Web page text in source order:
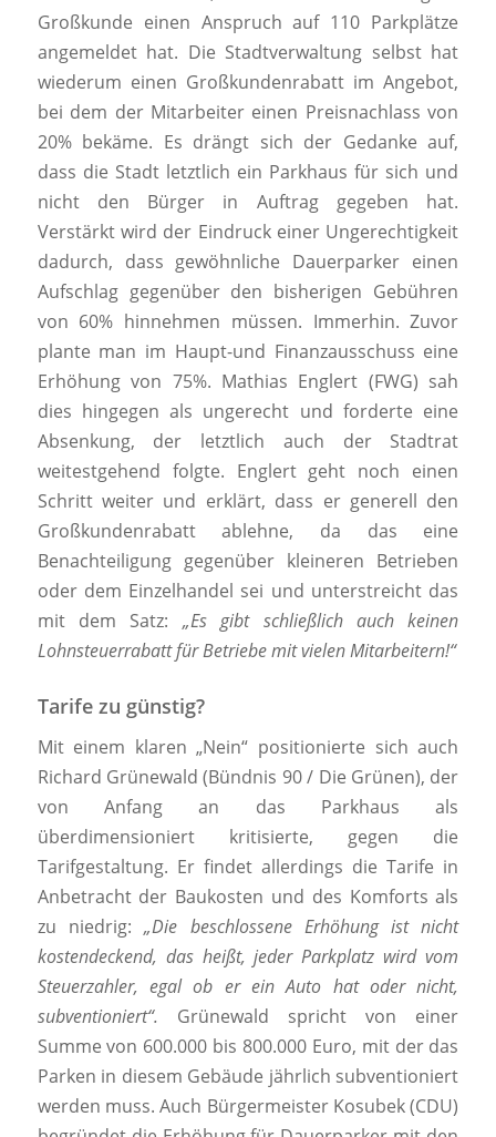
Großkunde einen Anspruch auf 110 Parkplätze
angemeldet hat. Die Stadtverwaltung selbst hat
wiederum einen Großkundenrabatt im Angebot,
bei dem der Mitarbeiter einen Preisnachlass von
20% bekäme. Es drängt sich der Gedanke auf,
dass die Stadt letztlich ein Parkhaus für sich und
nicht den Bürger in Auftrag gegeben hat.
Verstärkt wird der Eindruck einer Ungerechtigkeit
dadurch, dass gewöhnliche Dauerparker einen
Aufschlag gegenüber den bisherigen Gebühren
von 60% hinnehmen müssen. Immerhin. Zuvor
plante man im Haupt-und Finanzausschuss eine
Erhöhung von 75%. Mathias Englert (FWG) sah
dies hingegen als ungerecht und forderte eine
Absenkung, der letztlich auch der Stadtrat
weitestgehend folgte. Englert geht noch einen
Schritt weiter und erklärt, dass er generell den
Großkundenrabatt ablehne, da das eine
Benachteiligung gegenüber kleineren Betrieben
oder dem Einzelhandel sei und unterstreicht das
mit dem Satz:„Es gibt schließlich auch keinen
Lohnsteuerrabatt für Betriebe mit vielen Mitarbeitern!“
Tarife zu günstig?
Mit einem klaren „Nein“ positionierte sich auch
Richard Grünewald (Bündnis 90 / Die Grünen), der
von Anfang an das Parkhaus als
überdimensioniert kritisierte, gegen die
Tarifgestaltung. Er findet allerdings die Tarife in
Anbetracht der Baukosten und des Komforts als
zu niedrig:„Die beschlossene Erhöhung ist nicht
kostendeckend, das heißt, jeder Parkplatz wird vom
Steuerzahler, egal ob er ein Auto hat oder nicht,
subventioniert“. Grünewald spricht von einer
Summe von 600.000 bis 800.000 Euro, mit der das
Parken in diesem Gebäude jährlich subventioniert
werden muss. Auch Bürgermeister Kosubek (CDU)